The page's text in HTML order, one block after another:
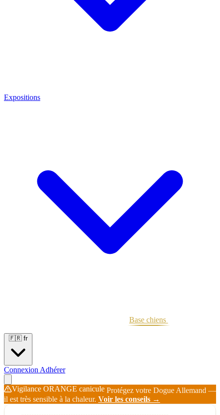
Expositions
Base chiens
🇫🇷 fr
Connexion Adhérer
Vigilance ORANGE canicule Protégez votre Dogue Allemand —
il est très sensible à la chaleur. Voir les conseils →